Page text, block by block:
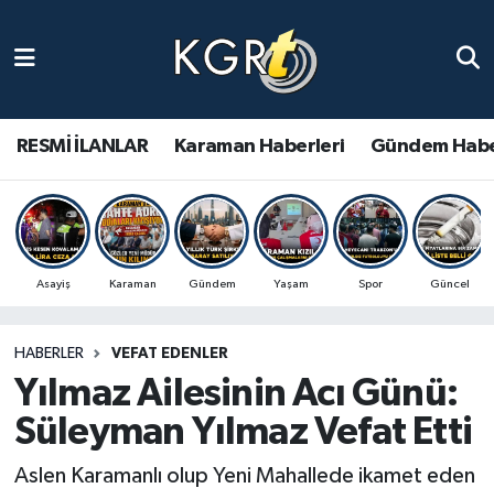
RESMİ İLANLAR Karaman Haberleri Gündem
Asayiş Karaman Gündem Yaşam Spor Güncel
HABERLER VEFAT EDENLER
Yılmaz Ailesinin Acı Günü:
Süleyman Yılmaz Vefat Etti
Aslen Karamanlı olup Yeni Mahallede ikamet eden
Gündem Haberleri
Güncel Haberler
Spor Haberleri
Ulusal Haberler
Vefat Edenler